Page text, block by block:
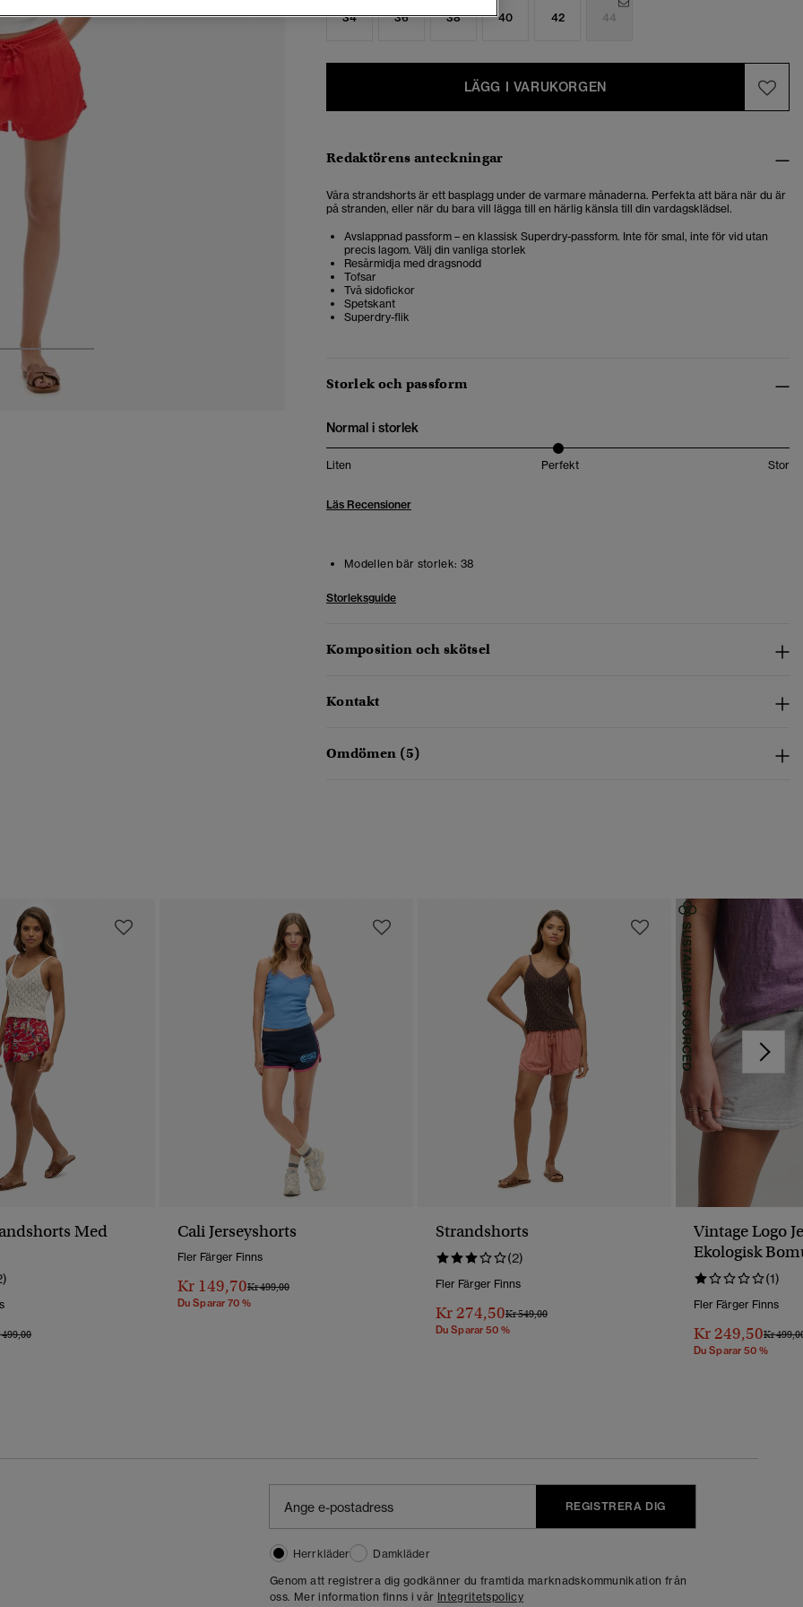
4
34 36 38 40 42 44
LÄGG I VARUKORGEN
Redaktörens anteckningar
Våra strandshorts är ett basplagg under de varmare månaderna. Perfekta att bära när du är
på stranden, eller när du bara vill lägga till en härlig känsla till din vardagsklädsel.
Avslappnad passform – en klassisk Superdry-passform. Inte för smal, inte för vid utan
precis lagom. Välj din vanliga storlek
Resårmidja med dragsnodd
Tofsar
Två sidofickor
Spetskant
Superdry-flik
Storlek och passform
Normal i storlek
Liten Perfekt Stor
Läs Recensioner
Modellen bär storlek: 38
Storleksguide
Komposition och skötsel
Kontakt
Omdömen (5)
Med
Reducerat Från
Till
Cali Jerseyshorts
Fler Färger Finns
Kr 149,70Pris Reducerat Från
Kr 499,00Till
Du Sparar 70 %
Strandshorts
(2)
Fler Färger Finns
Kr 274,50Pris Reducerat Från
Kr 549,00Till
Du Sparar 50 %
Vintage Logo
Ekologisk
(1)
Fler Färger Finns
Kr 249,50Pris
Kr
Du Sparar 50 %
REGISTRERA DIG
Herrkläder
Damkläder
Genom att registrera dig godkänner du framtida marknadskommunikation från
oss. Mer information finns i vår Integritetspolicy